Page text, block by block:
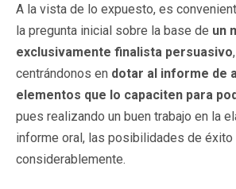
A la vista de lo expuesto, es
la pregunta inicial sobre la base de un
exclusivamente finalista persuasivo
centrándonos en dotar al informe de
elementos que lo capaciten para
pues realizando un buen trabajo en la
informe oral, las posibilidades de éxito
considerablemente.